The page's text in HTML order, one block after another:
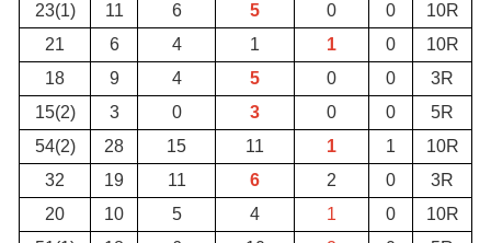
23(1)
11 6 5 0 0
10R
21
6 4 1 1 0
10R
18
9 4 5 0 0
3R
15(2)
3 0 3 0 0
5R
54(2)
28 15 11 1 1
10R
32
19 11 6 2 0
3R
20
10 5 4 1 0
10R